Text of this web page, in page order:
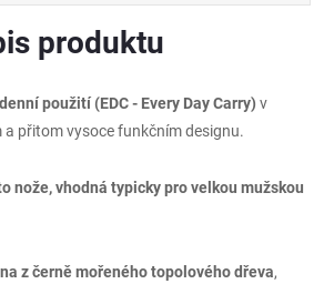
produktu
použití (EDC - Every Day Carry) v
přitom vysoce funkčním designu.
nože, vhodná typicky pro velkou mužskou
z černě mořeného topolového dřeva,